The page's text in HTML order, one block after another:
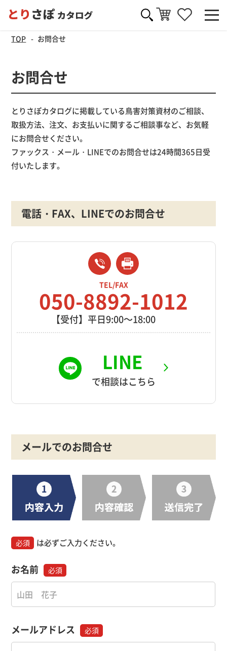
TOP お問合せ
お問合せ
とりさぽカタログに掲載している鳥害対策資材のご相談、
取扱方法、注文、お支払いに関するご相談事など、お気軽
にお問合せください。
ファックス・メール・LINEでのお問合せは24時間365日受
付いたします。
電話・FAX、LINEでのお問合せ
TEL/FAX
050-8892-1012
【受付】平日9:00～18:00
LINE
で相談はこちら
メールでのお問合せ
必須 は必ずご入力ください。
お名前 必須
メールアドレス 必須